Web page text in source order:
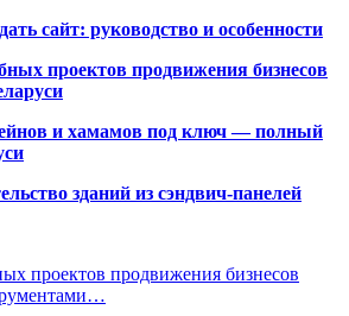
сайт: руководство и особенности
проектов продвижения бизнесов
и хамамов под ключ — полный
зданий из сэндвич-панелей
проектов продвижения бизнесов